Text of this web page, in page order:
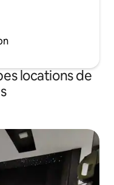
locations de